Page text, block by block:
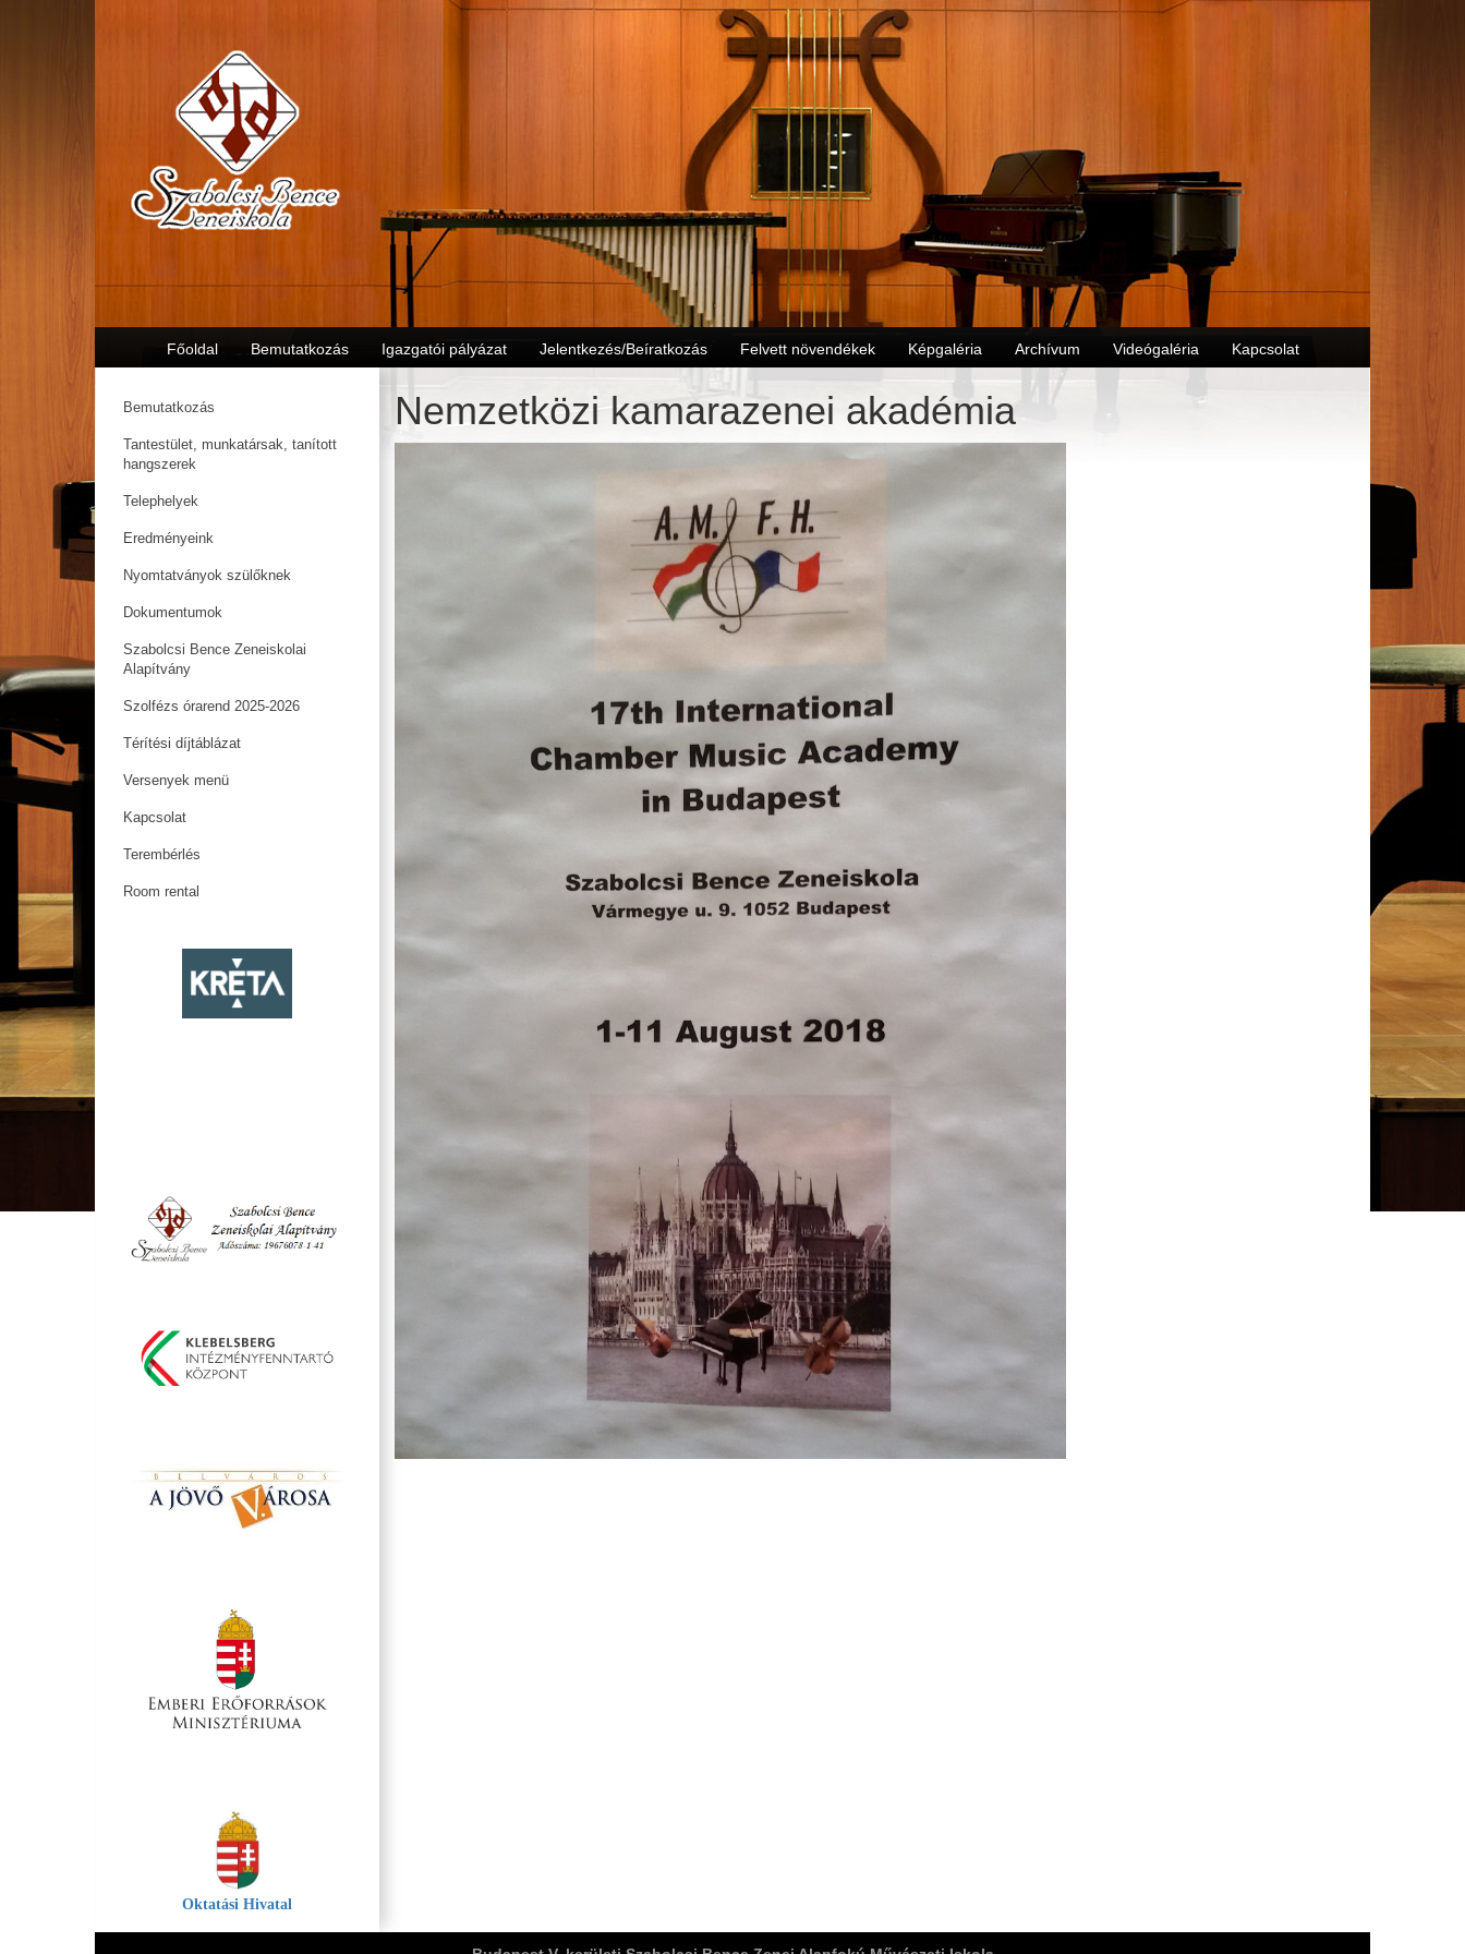
Bemutatkozás
Tantestület, munkatársak, tanított
hangszerek
Telephelyek
Eredményeink
Nyomtatványok szülőknek
Dokumentumok
Szabolcsi Bence Zeneiskolai
Alapítvány
Szolfézs órarend 2025-2026
Térítési díjtáblázat
Versenyek menü
Kapcsolat
Terembérlés
Room rental
Oktatási Hivatal
Főoldal Bemutatkozás Igazgatói pályázat Jelentkezés/Beíratkozás Felvett növendékek Képgaléria Archívum Videógaléria Kapcsolat
Nemzetközi kamarazenei akadémia